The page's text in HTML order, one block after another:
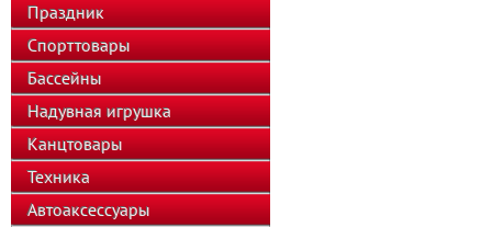
Праздник
Спорттовары
Бассейны
Надувная игрушка
Канцтовары
Техника
Автоаксессуары